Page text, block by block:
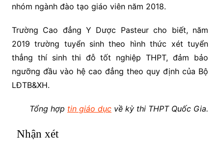
nhóm ngành đào tạo giáo viên năm 2018.
Trường Cao đẳng Y Dược Pasteur cho biết, năm
2019 trường tuyển sinh theo hình thức xét tuyển
thẳng thí sinh thi đỗ tốt nghiệp THPT, đảm bảo
ngưỡng đầu vào hệ cao đẳng theo quy định của Bộ
LĐTB&XH.
Tổng hợp tin giáo dục về kỳ thi THPT Quốc Gia.
Nhận xét